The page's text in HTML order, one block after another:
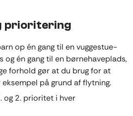
prioritering
op én gang til en vuggestue-
og én gang til en børnehaveplads,
forhold gør at du brug for at
på grund af flytning.
og 2. prioritet i hver